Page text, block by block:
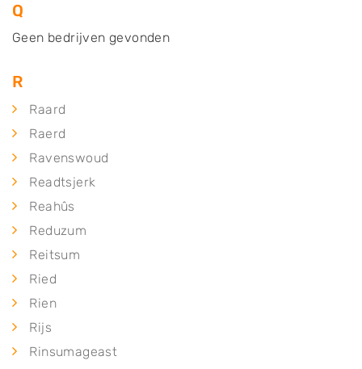
Q
Geen bedrijven gevonden
R
Raard
Raerd
Ravenswoud
Readtsjerk
Reahûs
Reduzum
Reitsum
Ried
Rien
Rijs
Rinsumageast